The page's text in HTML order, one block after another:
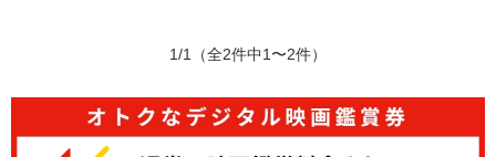
1/1 （全2件中1〜2件）